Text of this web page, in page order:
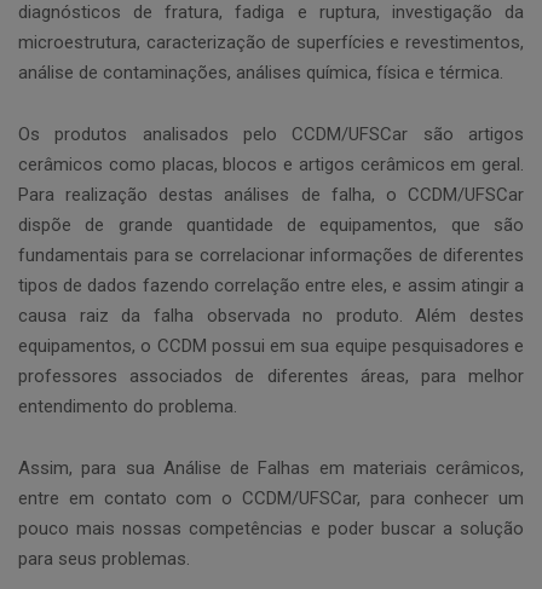
diagnósticos de fratura, fadiga e ruptura, investigação da
microestrutura, caracterização de superfícies e revestimentos,
análise de contaminações, análises química, física e térmica.
Os produtos analisados pelo CCDM/UFSCar são artigos
cerâmicos como placas, blocos e artigos cerâmicos em geral.
Para realização destas análises de falha, o CCDM/UFSCar
dispõe de grande quantidade de equipamentos, que são
fundamentais para se correlacionar informações de diferentes
tipos de dados fazendo correlação entre eles, e assim atingir a
causa raiz da falha observada no produto. Além destes
equipamentos, o CCDM possui em sua equipe pesquisadores e
professores associados de diferentes áreas, para melhor
entendimento do problema.
Assim, para sua Análise de Falhas em materiais cerâmicos,
entre em contato com o CCDM/UFSCar, para conhecer um
pouco mais nossas competências e poder buscar a solução
para seus problemas.